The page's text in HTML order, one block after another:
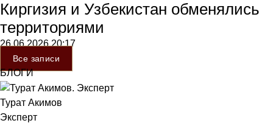
Киргизия и Узбекистан обменялись
территориями
26.06.202620:17
Все записи
БЛОГИ
Турат Акимов
Эксперт